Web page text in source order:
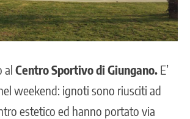
al Centro Sportivo di Giungano. E’
weekend: ignoti sono riusciti ad
estetico ed hanno portato via